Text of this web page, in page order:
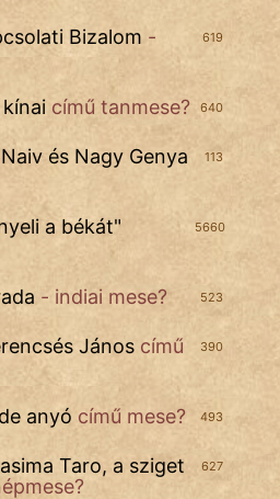
619
Bizalom -
640
című tanmese?
113
és Nagy Genya
5660
a békát"
523
- indiai mese?
390
János című
493
anyó című mese?
627
Taro, a sziget